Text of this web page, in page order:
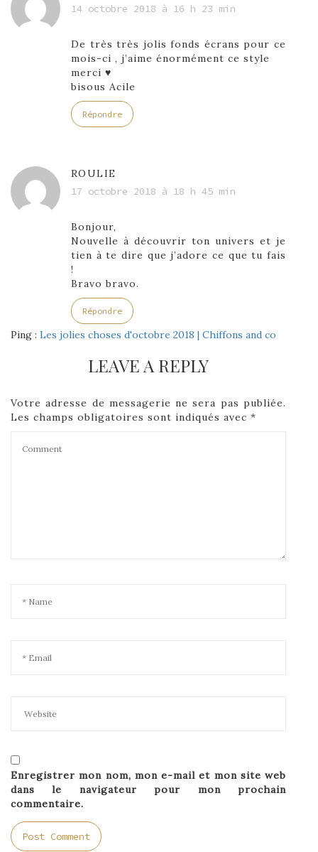
14 octobre 2018 à 16 h 23 min
De très très jolis fonds écrans pour ce
mois-ci , j’aime énormément ce style
merci ♥
bisous Acile
Répondre
ROULIE
17 octobre 2018 à 18 h 45 min
Bonjour,
Nouvelle à découvrir ton univers et je
tien à te dire que j’adore ce que tu fais
!
Bravo bravo.
Répondre
Ping : Les jolies choses d'octobre 2018 | Chiffons and co
LEAVE A REPLY
Votre adresse de messagerie ne sera pas publiée.
Les champs obligatoires sont indiqués avec *
Enregistrer mon nom, mon e-mail et mon site web
dans le navigateur pour mon prochain
commentaire.